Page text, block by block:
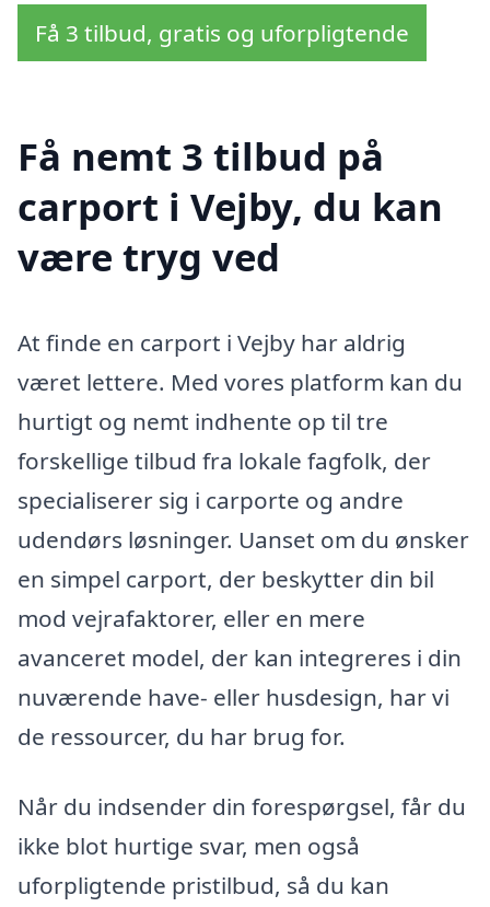
Få 3 tilbud, gratis og uforpligtende
Få nemt 3 tilbud på
carport i Vejby, du kan
være tryg ved
At finde en carport i Vejby har aldrig
været lettere. Med vores platform kan du
hurtigt og nemt indhente op til tre
forskellige tilbud fra lokale fagfolk, der
specialiserer sig i carporte og andre
udendørs løsninger. Uanset om du ønsker
en simpel carport, der beskytter din bil
mod vejrafaktorer, eller en mere
avanceret model, der kan integreres i din
nuværende have- eller husdesign, har vi
de ressourcer, du har brug for.
Når du indsender din forespørgsel, får du
ikke blot hurtige svar, men også
uforpligtende pristilbud, så du kan